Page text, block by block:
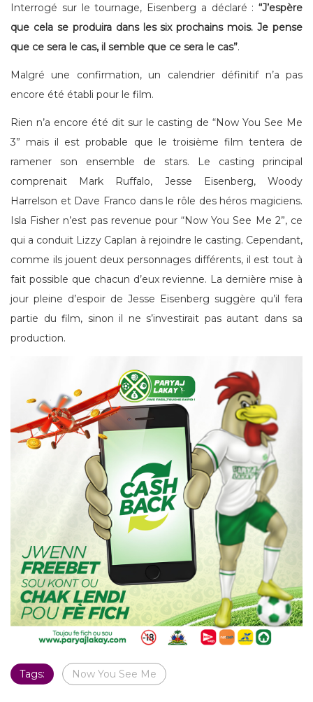
Interrogé sur le tournage, Eisenberg a déclaré : “J’espère
que cela se produira dans les six prochains mois. Je pense
que ce sera le cas, il semble que ce sera le cas”.
Malgré une confirmation, un calendrier définitif n’a pas
encore été établi pour le film.
Rien n’a encore été dit sur le casting de “Now You See Me
3” mais il est probable que le troisième film tentera de
ramener son ensemble de stars. Le casting principal
comprenait Mark Ruffalo, Jesse Eisenberg, Woody
Harrelson et Dave Franco dans le rôle des héros magiciens.
Isla Fisher n’est pas revenue pour “Now You See Me 2”, ce
qui a conduit Lizzy Caplan à rejoindre le casting. Cependant,
comme ils jouent deux personnages différents, il est tout à
fait possible que chacun d’eux revienne. La dernière mise à
jour pleine d’espoir de Jesse Eisenberg suggère qu’il fera
partie du film, sinon il ne s’investirait pas autant dans sa
production.
Tags: Now You See Me